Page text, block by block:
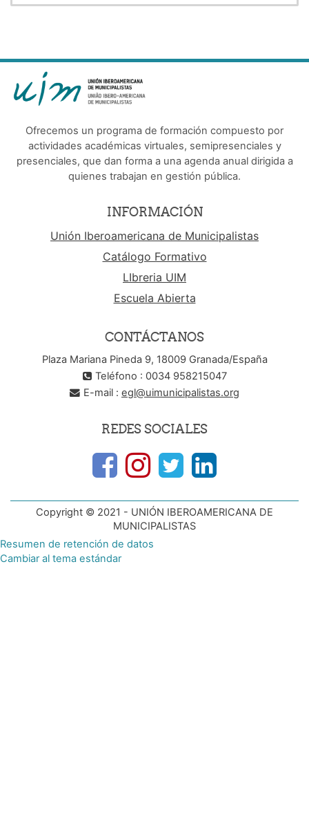
Ofrecemos un programa de formación compuesto por
actividades académicas virtuales, semipresenciales y
presenciales, que dan forma a una agenda anual dirigida a
quienes trabajan en gestión pública.
INFORMACIÓN
Unión Iberoamericana de Municipalistas
Catálogo Formativo
LIbreria UIM
Escuela Abierta
CONTÁCTANOS
Plaza Mariana Pineda 9, 18009 Granada/España
Teléfono : 0034 958215047
E-mail : egl@uimunicipalistas.org
REDES SOCIALES
Copyright © 2021 - UNIÓN IBEROAMERICANA DE
MUNICIPALISTAS
Resumen de retención de datos
Cambiar al tema estándar